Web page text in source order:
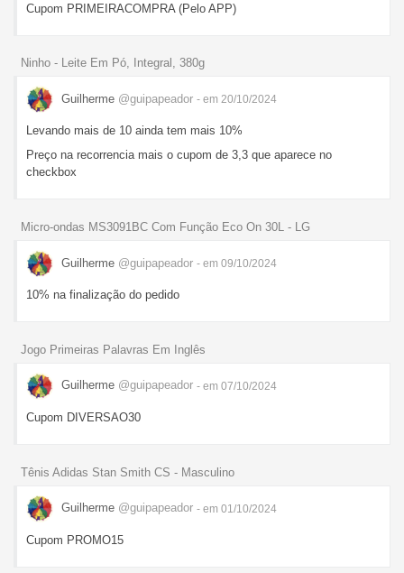
Cupom PRIMEIRACOMPRA (Pelo APP)
Ninho - Leite Em Pó, Integral, 380g
Guilherme @guipapeador - em 20/10/2024
Levando mais de 10 ainda tem mais 10%
Preço na recorrencia mais o cupom de 3,3 que aparece no
checkbox
Micro-ondas MS3091BC Com Função Eco On 30L - LG
Guilherme @guipapeador - em 09/10/2024
10% na finalização do pedido
Jogo Primeiras Palavras Em Inglês
Guilherme @guipapeador - em 07/10/2024
Cupom DIVERSAO30
Tênis Adidas Stan Smith CS - Masculino
Guilherme @guipapeador - em 01/10/2024
Cupom PROMO15